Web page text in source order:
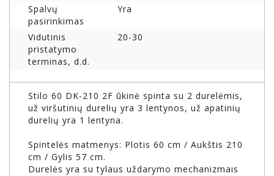
Spalvų
pasirinkimas
Yra
Vidutinis
pristatymo
terminas, d.d.
20-30
Stilo 60 DK-210 2F ūkinė spinta su 2 durelėmis,
už viršutinių durelių yra 3 lentynos, už apatinių
durelių yra 1 lentyna.
Spintelės matmenys: Plotis 60 cm / Aukštis 210
cm / Gylis 57 cm.
Durelės yra su tylaus uždarymo mechanizmais